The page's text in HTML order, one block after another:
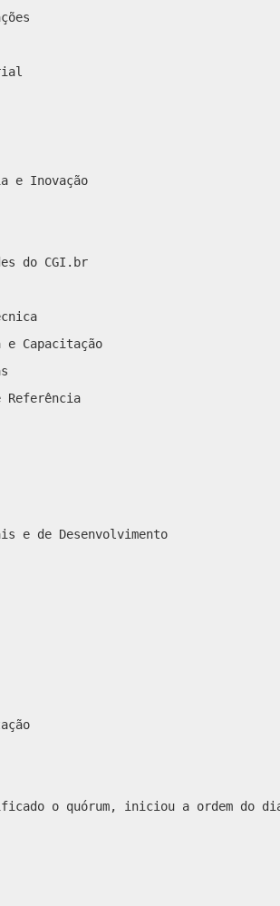
e Inovação
do CGI.br
Capacitação
Referência
e de Desenvolvimento
o quórum, iniciou a ordem do